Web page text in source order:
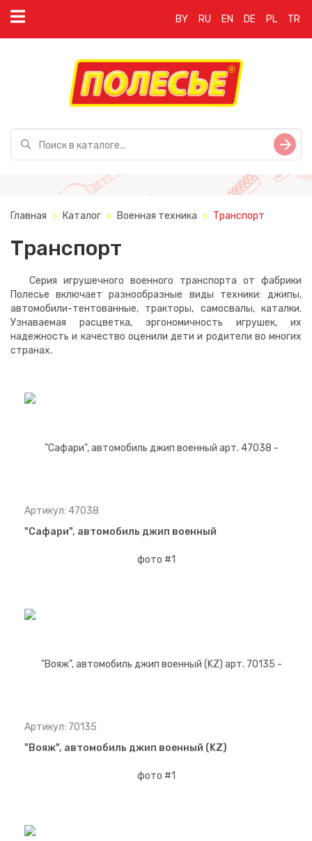
BY RU EN DE PL TR
Главная Каталог Военная техника Транспорт
Транспорт
Серия игрушечного военного транспорта от фабрики
Полесье включает разнообразные виды техники: джипы,
автомобили-тентованные, тракторы, самосвалы, каталки.
Узнаваемая расцветка, эргономичность игрушек, их
надежность и качество оценили дети и родители во многих
странах.
Артикул: 47038
"Сафари", автомобиль джип военный
Артикул: 70135
"Вояж", автомобиль джип военный (KZ)